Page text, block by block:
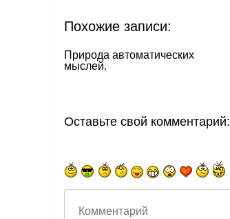
Похожие записи:
Природа автоматических
мыслей.
Оставьте свой комментарий: